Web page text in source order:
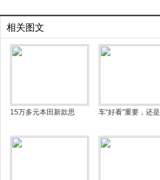
相关图文
15万多元本田新款思 车“好看”重要，还是